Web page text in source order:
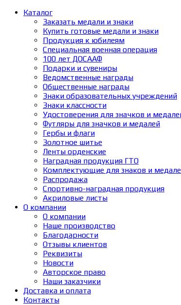
Каталог
Заказать медали и знаки
Купить готовые медали и знаки
Продукция к юбилеям
Специальная военная операция
100 лет ДОСААФ
Подарки и сувениры
Ведомственные награды
Общественные награды
Знаки образовательных учреждений
Знаки классности
Удостоверения для значков и
Футляры для значков и медалей
Гербы и флаги
Золотное шитье
Ленты орденские
Наградная продукция ГТО
Комплектующие для знаков и
Распродажа
Спортивно-наградная продукция
Акриловые листы
О компании
О компании
Наше производство
Благодарности
Отзывы клиентов
Реквизиты
Новости
Авторское право
Наши заказчики
Доставка и оплата
Контакты